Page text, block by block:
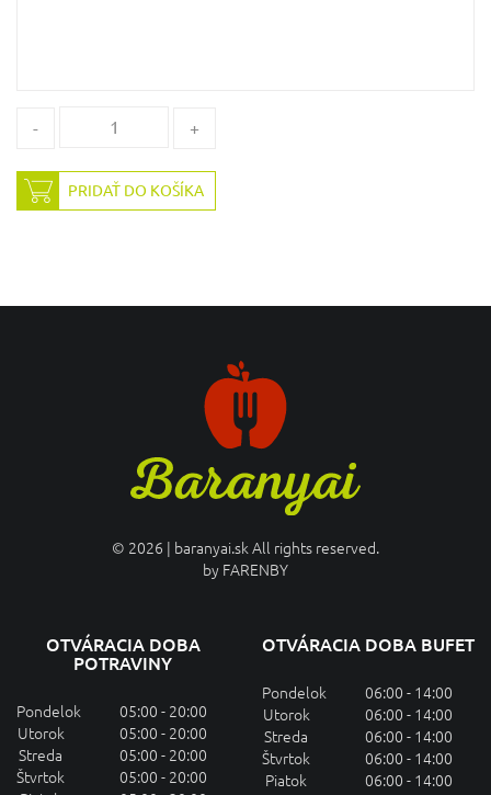
- +
PRIDAŤ DO KOŠÍKA
© 2026 | baranyai.sk All rights reserved.
by FARENBY
OTVÁRACIA DOBA
POTRAVINY
Pondelok
05:00 - 20:00
Utorok
05:00 - 20:00
Streda
05:00 - 20:00
Štvrtok
05:00 - 20:00
OTVÁRACIA DOBA BUFET
Pondelok
06:00 - 14:00
Utorok
06:00 - 14:00
Streda
06:00 - 14:00
Štvrtok
06:00 - 14:00
Piatok
06:00 - 14:00